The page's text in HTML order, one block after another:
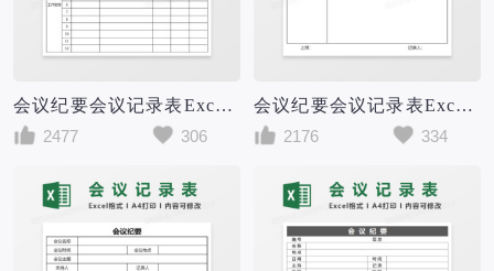
会议纪要会议记录表Excel表格模板
2477
306
会议纪要会议记录表Excel表格模板
2176
334